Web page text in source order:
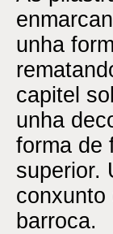
unha
capitel
unha
forma de
superior.
conxunto
barroca.